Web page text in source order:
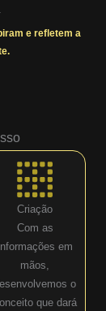
e refletem a
Criação
Com as
em
mãos,
o
que dará